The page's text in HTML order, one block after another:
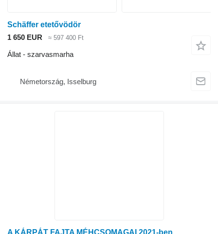
Schäffer etetővödör
1 650 EUR
≈ 597 400 Ft
Állat - szarvasmarha
Németország, Isselburg
A KÁRPÁT FAJTA MÉHCSOMAGAI 2021-ben